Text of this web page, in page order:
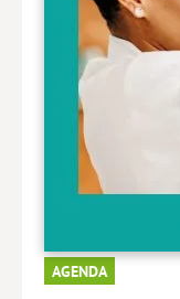
AGENDA